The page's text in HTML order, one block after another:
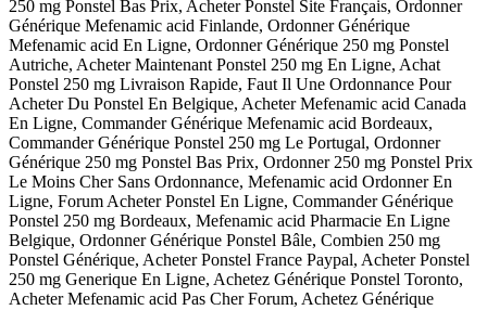
250 mg Ponstel Bas Prix, Acheter Ponstel Site Français, Ordonner
Générique Mefenamic acid Finlande, Ordonner Générique
Mefenamic acid En Ligne, Ordonner Générique 250 mg Ponstel
Autriche, Acheter Maintenant Ponstel 250 mg En Ligne, Achat
Ponstel 250 mg Livraison Rapide, Faut Il Une Ordonnance Pour
Acheter Du Ponstel En Belgique, Acheter Mefenamic acid Canada
En Ligne, Commander Générique Mefenamic acid Bordeaux,
Commander Générique Ponstel 250 mg Le Portugal, Ordonner
Générique 250 mg Ponstel Bas Prix, Ordonner 250 mg Ponstel Prix
Le Moins Cher Sans Ordonnance, Mefenamic acid Ordonner En
Ligne, Forum Acheter Ponstel En Ligne, Commander Générique
Ponstel 250 mg Bordeaux, Mefenamic acid Pharmacie En Ligne
Belgique, Ordonner Générique Ponstel Bâle, Combien 250 mg
Ponstel Générique, Acheter Ponstel France Paypal, Acheter Ponstel
250 mg Generique En Ligne, Achetez Générique Ponstel Toronto,
Acheter Mefenamic acid Pas Cher Forum, Achetez Générique